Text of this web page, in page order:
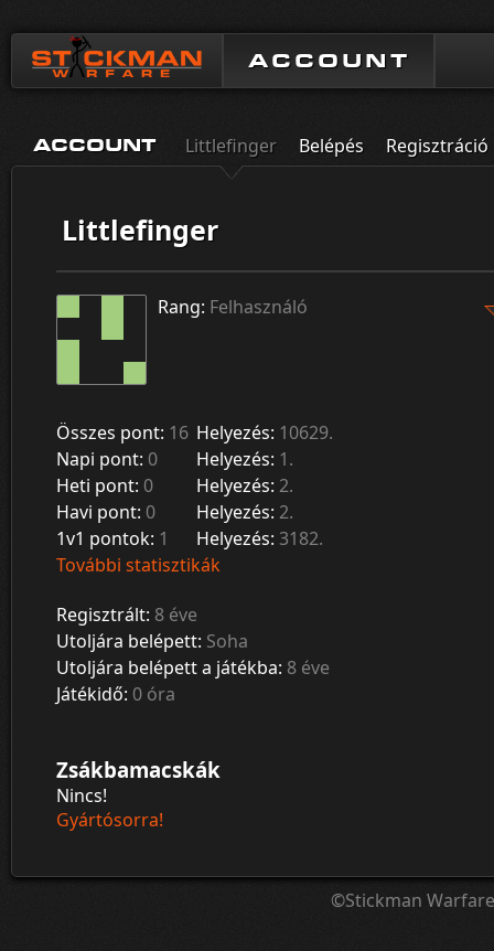
ACCOUNT
ACCOUNT Littlefinger Belépés Regisztráció
Littlefinger
Rang: Felhasználó
Összes pont: 16 Helyezés: 10629.
Napi pont: 0 Helyezés: 1.
Heti pont: 0 Helyezés: 2.
Havi pont: 0 Helyezés: 2.
1v1 pontok: 1 Helyezés: 3182.
További statisztikák
Regisztrált: 8 éve
Utoljára belépett: Soha
Utoljára belépett a játékba: 8 éve
Játékidő: 0 óra
Zsákbamacskák
Nincs!
Gyártósorra!
©Stickman Warfare